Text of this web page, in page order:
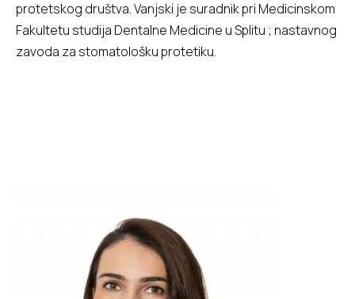
protetskog društva. Vanjski je suradnik pri Medicinskom
Fakultetu studija Dentalne Medicine u Splitu ; nastavnog
zavoda za stomatološku protetiku.